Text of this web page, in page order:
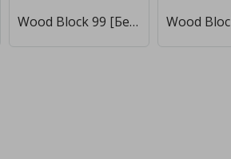
Wood Block 99 [Бесплатные покупки]